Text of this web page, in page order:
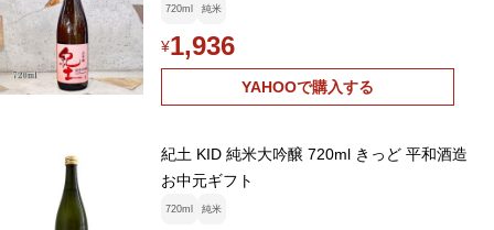
720ml 純米
¥1,936
YAHOOで購入する
紀土 KID 純米大吟醸 720ml きっど 平和酒造
お中元ギフト
720ml 純米